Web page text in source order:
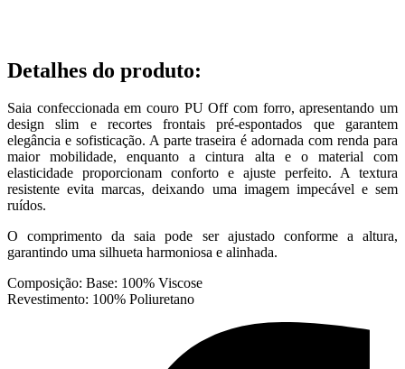
Detalhes do produto:
Saia confeccionada em couro PU Off com forro, apresentando um
design slim e recortes frontais pré-espontados que garantem
elegância e sofisticação. A parte traseira é adornada com renda para
maior mobilidade, enquanto a cintura alta e o material com
elasticidade proporcionam conforto e ajuste perfeito. A textura
resistente evita marcas, deixando uma imagem impecável e sem
ruídos.
O comprimento da saia pode ser ajustado conforme a altura,
garantindo uma silhueta harmoniosa e alinhada.
Composição: Base: 100% Viscose
Revestimento: 100% Poliuretano